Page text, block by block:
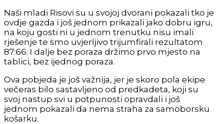
Naši mladi Risovi su u svojoj dvorani pokazali tko je
ovdje gazda i još jednom prikazali jako dobru igru,
na koju gosti ni u jednom trenutku nisu imali
rješenje te smo uvjerljivo trijumfirali rezultatom
87:66. I dalje bez poraza držimo prvo mjesto na
tablici, bez ijednog poraza.
Ova pobjeda je još važnija, jer je skoro pola ekipe
večeras bilo sastavljeno od predkadeta, koji su
svoj nastup svi u potpunosti opravdali i još
jednom pokazali da nema straha za samoborsku
košarku.